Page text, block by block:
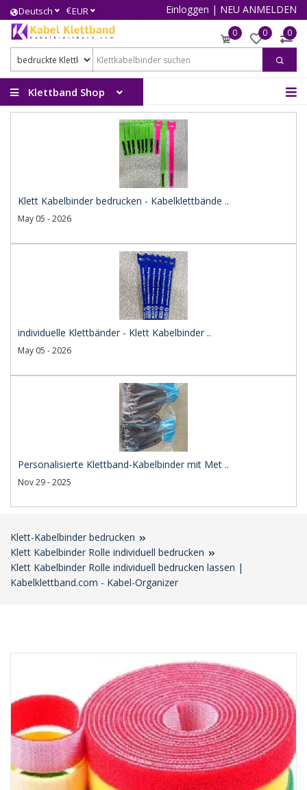
Deutsch €EUR Einloggen | NEU ANMELDEN
0 0 0
Klettband Shop
Klett Kabelbinder bedrucken - Kabelklettbände ..
May 05 - 2026
individuelle Klettbänder - Klett Kabelbinder ..
May 05 - 2026
Personalisierte Klettband-Kabelbinder mit Met ..
Nov 29 - 2025
Klett-Kabelbinder bedrucken
Klett Kabelbinder Rolle individuell bedrucken
Klett Kabelbinder Rolle individuell bedrucken lassen |
Kabelklettband.com - Kabel-Organizer